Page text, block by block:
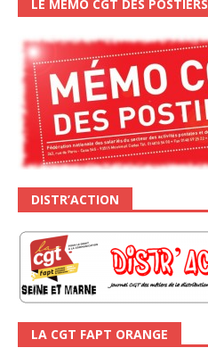
LE MÉMO CGT DES POSTIERS
DISTR’ACTION
LA CGT FAPT ORANGE